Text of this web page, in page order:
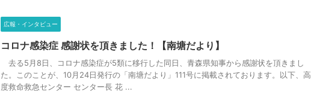
広報・インタビュー
コロナ感染症 感謝状を頂きました！【南塘だより】
去る5月8日、コロナ感染症が5類に移行した同日、青森県知事から感謝状を頂きまし
た。このことが、10月24日発行の「南塘だより」111号に掲載されております。以下、高
度救命救急センター センター長 花 ...